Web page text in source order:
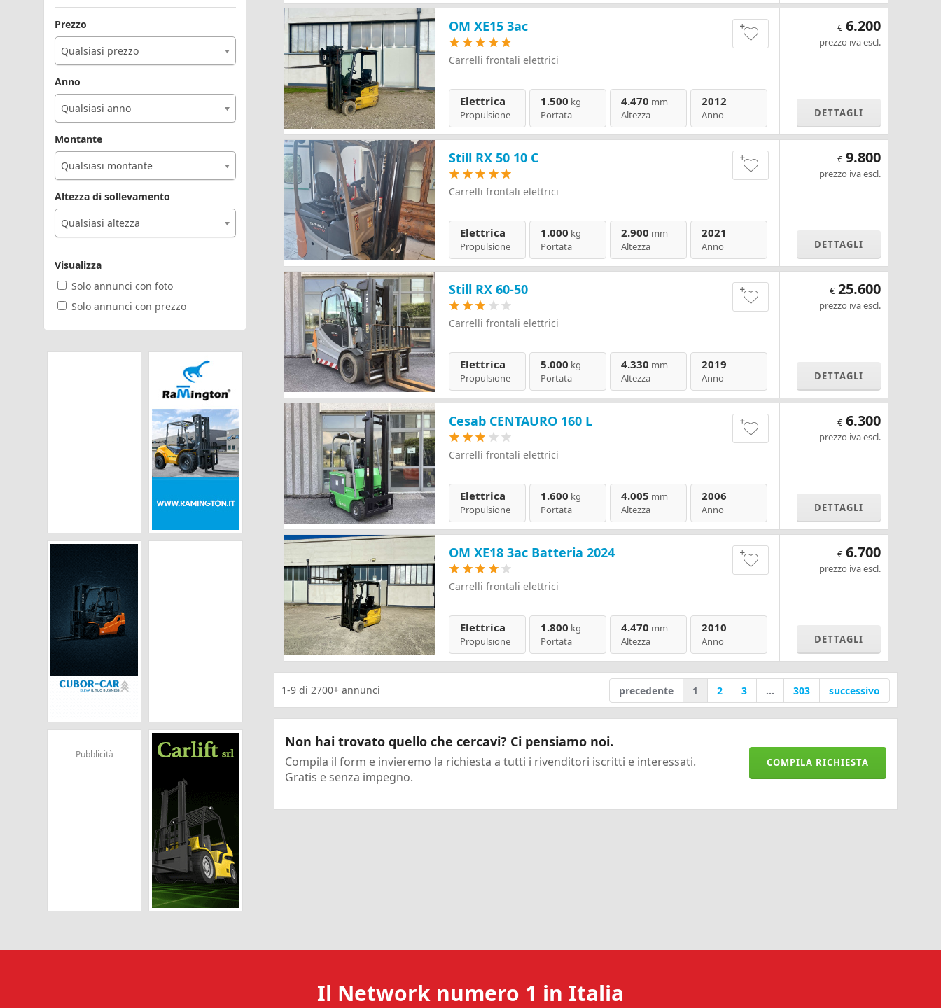
OM XE15 3ac
Carrelli frontali elettrici
Elettrica
Propulsione
1.500 kg
Portata
4.470 mm
Altezza
2012
Anno
€ 6.200
prezzo iva escl.
DETTAGLI
Still RX 50 10 C
Carrelli frontali elettrici
Elettrica
Propulsione
1.000 kg
Portata
2.900 mm
Altezza
2021
Anno
€ 9.800
prezzo iva escl.
DETTAGLI
Still RX 60-50
Carrelli frontali elettrici
Elettrica
Propulsione
5.000 kg
Portata
4.330 mm
Altezza
2019
Anno
€ 25.600
prezzo iva escl.
DETTAGLI
Cesab CENTAURO 160 L
Carrelli frontali elettrici
Elettrica
Propulsione
1.600 kg
Portata
4.005 mm
Altezza
2006
Anno
€ 6.300
prezzo iva escl.
DETTAGLI
OM XE18 3ac Batteria 2024
Carrelli frontali elettrici
Elettrica
Propulsione
1.800 kg
Portata
4.470 mm
Altezza
2010
Anno
€ 6.700
prezzo iva escl.
DETTAGLI
1-9 di2700+annunci precedente 1 2 3 ... 303 successivo
Non hai trovato quello che cercavi? Ci pensiamo noi.
Compila il form e invieremo la richiesta a tutti i rivenditori iscritti e interessati.
Gratis e senza impegno.
COMPILA RICHIESTA
Prezzo
Qualsiasi prezzo
Anno
Qualsiasi anno
Montante
Qualsiasi montante
Altezza di sollevamento
Qualsiasi altezza
Visualizza
Solo annunci con foto
Solo annunci con prezzo
Pubblicità
Il Network numero 1 in Italia